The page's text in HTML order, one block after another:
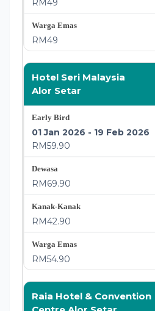
RM49
RM49
Hotel Seri Malaysia
Alor Setar
01 Jan 2026 - 19 Feb 2026
RM59.90
RM69.90
RM42.90
RM54.90
Raia Hotel & Convention